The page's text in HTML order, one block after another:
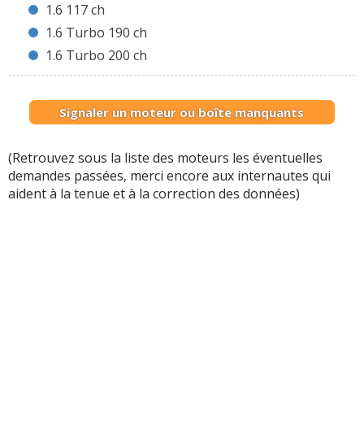
1.6 117 ch
1.6 Turbo 190 ch
1.6 Turbo 200 ch
Signaler un moteur ou boîte manquants
(Retrouvez sous la liste des moteurs les éventuelles
demandes passées, merci encore aux internautes qui
aident à la tenue et à la correction des données)